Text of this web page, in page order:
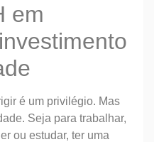
em
é um privilégio. Mas
Seja para trabalhar,
ou estudar, ter uma